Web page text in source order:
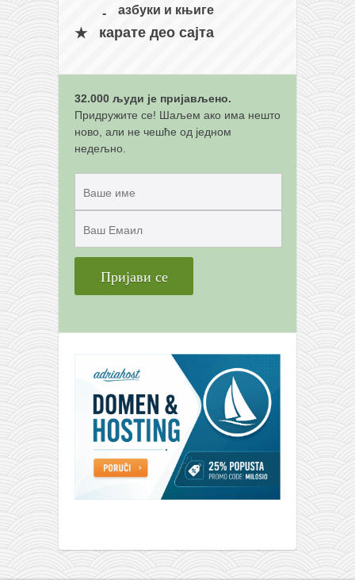
бо
тимбеи рочин
тсунами дојо
снимци наступа
галерија клуба
бесплатна е-књига
моја прича
моја прича
контакт
азбуки и књиге
карате део сајта
32.000 људи је пријављено.
Придружите се! Шаљем ако има нешто
ново, али не чешће од једном
недељно.